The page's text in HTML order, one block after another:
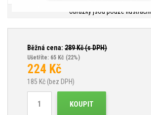
Obrázky jsou pouze ilustrační.
Běžná cena: 289Kč (s DPH)
Ušetříte: 65 Kč (22%)
224 Kč
185 Kč (bez DPH)
KOUPIT